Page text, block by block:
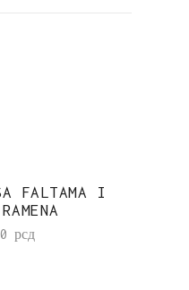
FALTAMA I
рсд